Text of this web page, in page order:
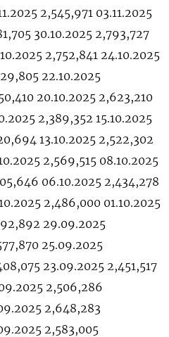
2,545,971 03.11.2025
30.10.2025 2,793,727
2,752,841 24.10.2025
22.10.2025
20.10.2025 2,623,210
2,389,352 15.10.2025
13.10.2025 2,522,302
2,569,515 08.10.2025
06.10.2025 2,434,278
2,486,000 01.10.2025
29.09.2025
25.09.2025
23.09.2025 2,451,517
2,506,286
2,648,283
2,583,005